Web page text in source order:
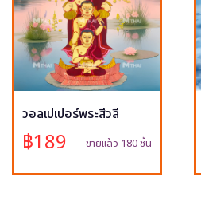
วอลเปเปอร์พระสีวลี
฿189 ขายแล้ว 180 ชิ้น